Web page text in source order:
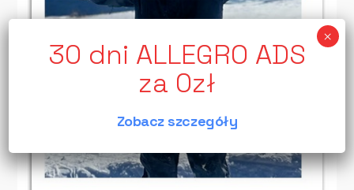
Zobacz szczegóły